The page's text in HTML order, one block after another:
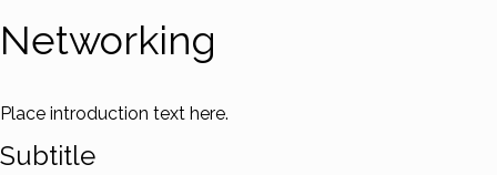
Networking
Place introduction text here.
Subtitle